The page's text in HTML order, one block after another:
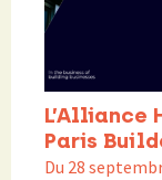
L’Alliance
Paris
Du 28